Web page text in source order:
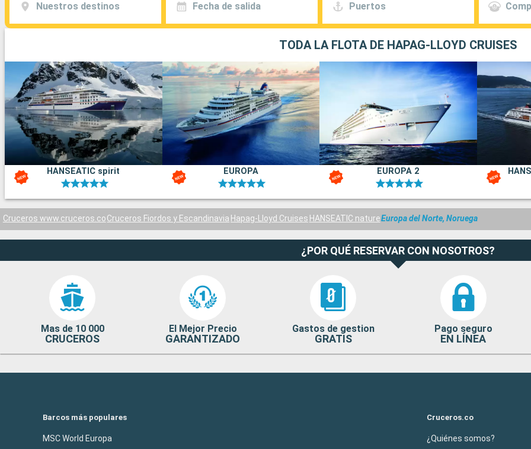
Nuestros destinos Fecha de salida Puertos
TODA LA FLOTA DE HAPAG-LLOYD CRUISES
HANSEATIC spirit EUROPA EUROPA 2
Cruceros www.cruceros.coCruceros Fiordos y Escandinavia Hapag-Lloyd Cruises HANSEATIC natureEuropa del Norte, Noruega
¿POR QUÉ RESERVAR CON NOSOTROS?
Mas de 10 000
CRUCEROS
El Mejor Precio
GARANTIZADO
Gastos de gestion
GRATIS
Pago seguro
EN LÍNEA
Barcos más populares
MSC World Europa
Cruceros.co
¿Quiénes somos?